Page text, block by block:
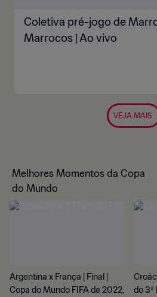
Coletiva pré-jogo de
Marrocos | Ao vivo
VEJA MAIS
Melhores Momentos da Copa
do Mundo
Argentina x França | Final |
Copa do Mundo FIFA de 2022,
do 3º